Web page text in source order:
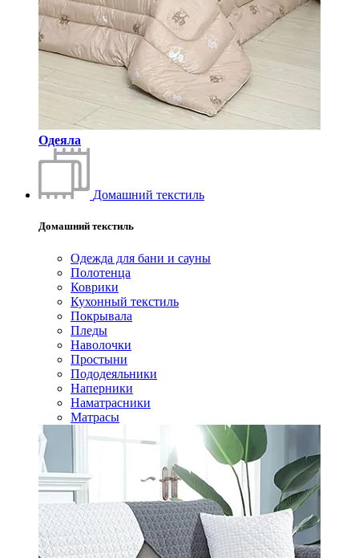
Одеяла
Домашний текстиль
Домашний текстиль
Одежда для бани и сауны
Полотенца
Коврики
Кухонный текстиль
Покрывала
Пледы
Наволочки
Простыни
Пододеяльники
Наперники
Наматрасники
Матрасы